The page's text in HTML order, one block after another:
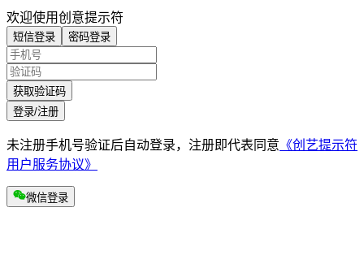
欢迎使用创意提示符
短信登录 密码登录
获取验证码
登录/注册
未注册手机号验证后自动登录，注册即代表同意 《创艺提示符
用户服务协议》
微信登录